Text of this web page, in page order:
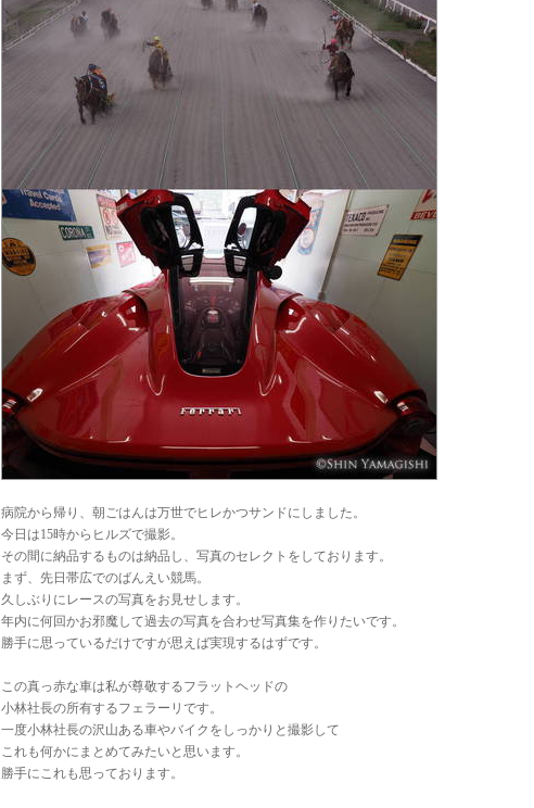
病院から帰り、朝ごはんは万世でヒレかつサンドにしました。
今日は15時からヒルズで撮影。
その間に納品するものは納品し、写真のセレクトをしております。
まず、先日帯広でのばんえい競馬。
久しぶりにレースの写真をお見せします。
年内に何回かお邪魔して過去の写真を合わせ写真集を作りたいです。
勝手に思っているだけですが思えば実現するはずです。
この真っ赤な車は私が尊敬するフラットヘッドの
小林社長の所有するフェラーリです。
一度小林社長の沢山ある車やバイクをしっかりと撮影して
これも何かにまとめてみたいと思います。
勝手にこれも思っております。